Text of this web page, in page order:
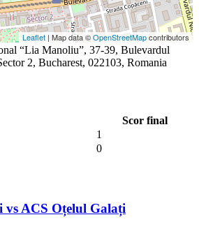
Leaflet | Map data ©OpenStreetMapcontributors
“Lia Manoliu”, 37-39, Bulevardul
2, Bucharest, 022103, Romania
Scor final
1
0
vs ACS Oțelul Galați